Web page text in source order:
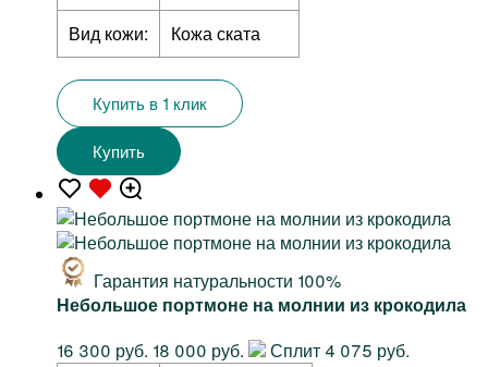
Вид кожи:
Кожа ската
Купить в 1 клик
Купить
Гарантия натуральности 100%
Небольшое портмоне на молнии из крокодила
16 300 руб. 18 000 руб.
Сплит 4 075 руб.